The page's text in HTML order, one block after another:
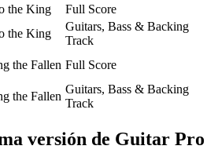
the King
Full Score
the King
Guitars, Bass & Backing
Track
the Fallen Full Score
the Fallen
Guitars, Bass & Backing
Track
versión de Guitar Pro